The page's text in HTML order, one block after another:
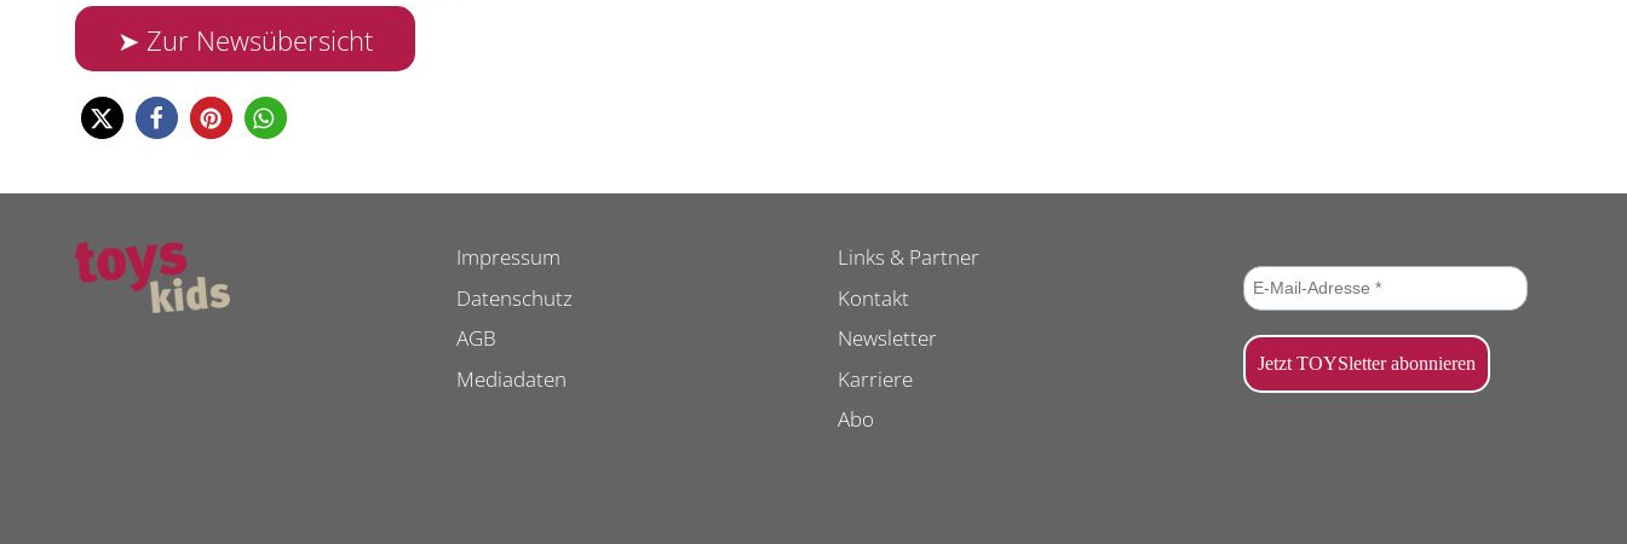
➤ Zur Newsübersicht
Impressum
Datenschutz
AGB
Mediadaten
Links & Partner
Kontakt
Newsletter
Karriere
Abo